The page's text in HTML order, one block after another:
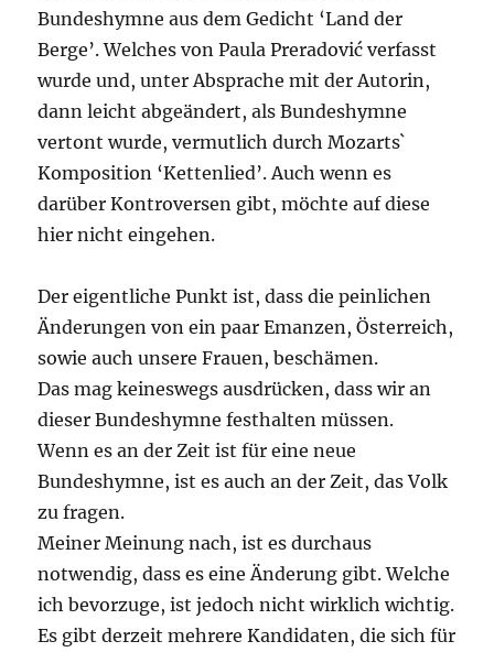
Bundeshymne aus dem Gedicht ‘Land der
Berge’. Welches von Paula Preradović verfasst
wurde und, unter Absprache mit der Autorin,
dann leicht abgeändert, als Bundeshymne
vertont wurde, vermutlich durch Mozarts`
Komposition ‘Kettenlied’. Auch wenn es
darüber Kontroversen gibt, möchte auf diese
hier nicht eingehen.
Der eigentliche Punkt ist, dass die peinlichen
Änderungen von ein paar Emanzen, Österreich,
sowie auch unsere Frauen, beschämen.
Das mag keineswegs ausdrücken, dass wir an
dieser Bundeshymne festhalten müssen.
Wenn es an der Zeit ist für eine neue
Bundeshymne, ist es auch an der Zeit, das Volk
zu fragen.
Meiner Meinung nach, ist es durchaus
notwendig, dass es eine Änderung gibt. Welche
ich bevorzuge, ist jedoch nicht wirklich wichtig.
Es gibt derzeit mehrere Kandidaten, die sich für